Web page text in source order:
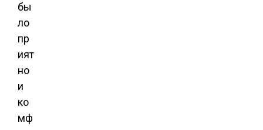
бы
ло
пр
ият
но
и
ко
мф